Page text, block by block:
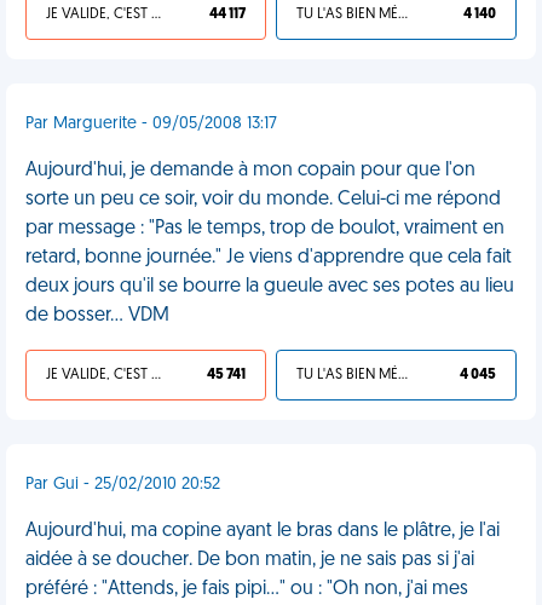
JE VALIDE, C'EST UNE VDM 44 117 TU L'AS BIEN MÉRITÉ 4 140
Par Marguerite - 09/05/2008 13:17
Aujourd'hui, je demande à mon copain pour que l'on
sorte un peu ce soir, voir du monde. Celui-ci me répond
par message : "Pas le temps, trop de boulot, vraiment en
retard, bonne journée." Je viens d'apprendre que cela fait
deux jours qu'il se bourre la gueule avec ses potes au lieu
de bosser... VDM
JE VALIDE, C'EST UNE VDM 45 741 TU L'AS BIEN MÉRITÉ 4 045
Par Gui - 25/02/2010 20:52
Aujourd'hui, ma copine ayant le bras dans le plâtre, je l'ai
aidée à se doucher. De bon matin, je ne sais pas si j'ai
préféré : "Attends, je fais pipi..." ou : "Oh non, j'ai mes